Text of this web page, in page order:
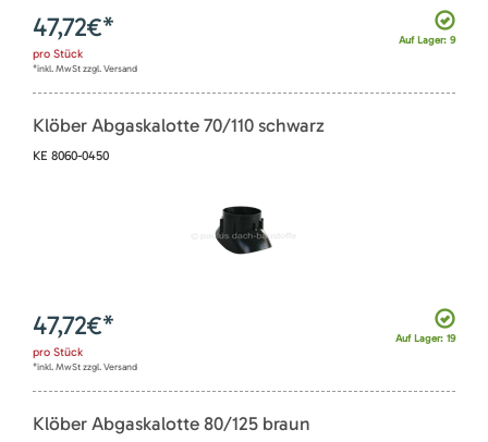
Auf Lager: 9
47,72€*
pro Stück
*inkl. MwSt zzgl. Versand
Klöber Abgaskalotte 70/110 schwarz
KE 8060-0450
Auf Lager: 19
47,72€*
pro Stück
*inkl. MwSt zzgl. Versand
Klöber Abgaskalotte 80/125 braun